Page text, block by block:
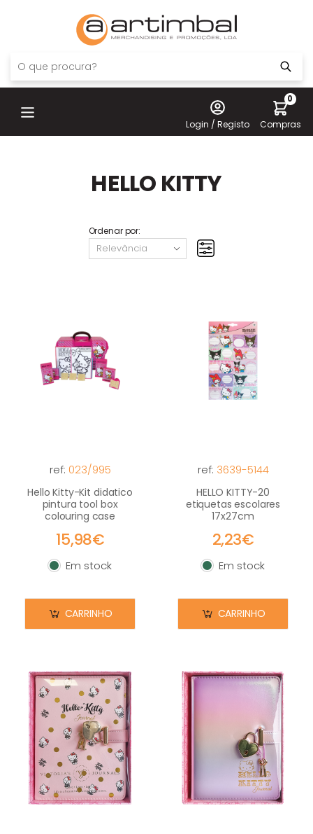
Login / Registo
0
Compras
HELLO KITTY
Ordenar por:
ref: 023/995
Hello Kitty-Kit didatico
pintura tool box
colouring case
15,98€
Em stock
Em stock
CARRINHO
ref: 3639-5144
HELLO KITTY-20
etiquetas escolares
17x27cm
2,23€
Em stock
Em stock
CARRINHO